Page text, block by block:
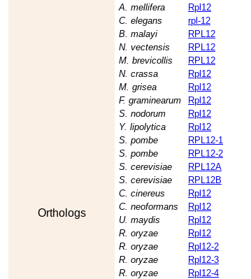
Orthologs
A. mellifera
Rpl12
C. elegans
rpl-12
B. malayi
RPL12
N. vectensis
RPL12
M. brevicollis
RPL12
N. crassa
Rpl12
M. grisea
Rpl12
F. graminearum
Rpl12
S. nodorum
Rpl12
Y. lipolytica
Rpl12
S. pombe
RPL12-1
S. pombe
RPL12-2
S. cerevisiae
RPL12A
S. cerevisiae
RPL12B
C. cinereus
Rpl12
C. neoformans
Rpl12
U. maydis
Rpl12
R. oryzae
Rpl12
R. oryzae
Rpl12-2
R. oryzae
Rpl12-3
R. oryzae
Rpl12-4